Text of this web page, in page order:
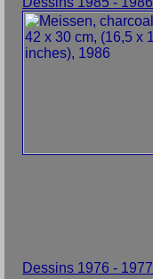
Dessins 1976 - 1977